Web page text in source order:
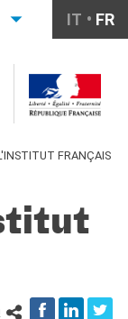
IT FR
FRANÇAIS